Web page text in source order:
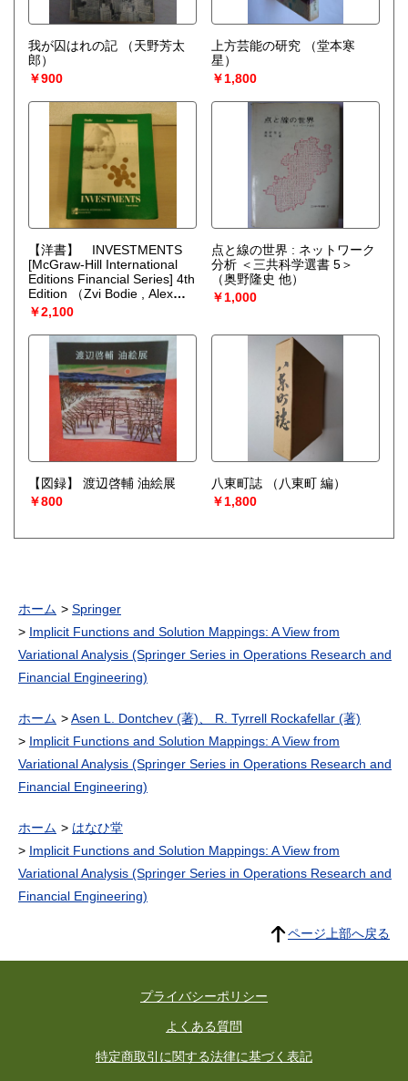
我が囚はれの記
（天野芳太
郎）
￥900
上方芸能の研究
（堂本寒
星）
￥1,800
【洋書】 INVESTMENTS
[McGraw-Hill International
Editions Financial Series] 4th
Edition
（Zvi Bodie , Alex
Kane , Alan J. Marcus）
￥2,100
点と線の世界 : ネットワーク
分析 ＜三共科学選書 5＞
（奥野隆史 他）
￥1,000
【図録】 渡辺啓輔 油絵展
￥800
八東町誌
（八東町 編）
￥1,800
ホーム
Springer
Implicit Functions and Solution Mappings: A View from
Variational Analysis (Springer Series in Operations Research and
Financial Engineering)
ホーム
Asen L. Dontchev (著)、 R. Tyrrell Rockafellar (著)
Implicit Functions and Solution Mappings: A View from
Variational Analysis (Springer Series in Operations Research and
Financial Engineering)
ホーム
はなひ堂
Implicit Functions and Solution Mappings: A View from
Variational Analysis (Springer Series in Operations Research and
Financial Engineering)
ページ上部へ戻る
プライバシーポリシー
よくある質問
特定商取引に関する法律に基づく表記